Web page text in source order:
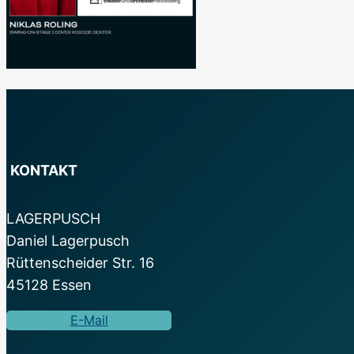
KONTAKT
LAGERPUSCH
Daniel Lagerpusch
Rüttenscheider Str. 16
45128 Essen
E-Mail